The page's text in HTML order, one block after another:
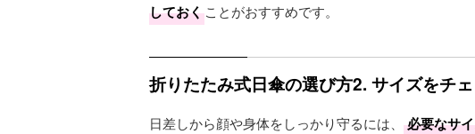
しておくことがおすすめです。
折りたたみ式日傘の選び方2. サイズをチ
日差しから顔や身体をしっかり守るには、 必要なサ